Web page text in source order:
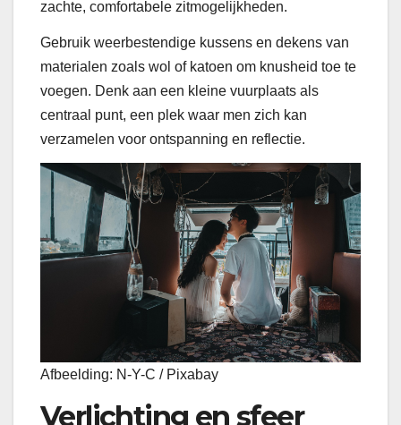
zachte, comfortabele zitmogelijkheden.
Gebruik weerbestendige kussens en dekens van
materialen zoals wol of katoen om knusheid toe te
voegen. Denk aan een kleine vuurplaats als
centraal punt, een plek waar men zich kan
verzamelen voor ontspanning en reflectie.
Afbeelding: N-Y-C / Pixabay
Verlichting en sfeer